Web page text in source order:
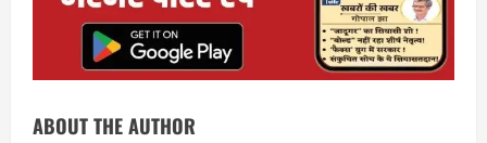
ABOUT THE AUTHOR